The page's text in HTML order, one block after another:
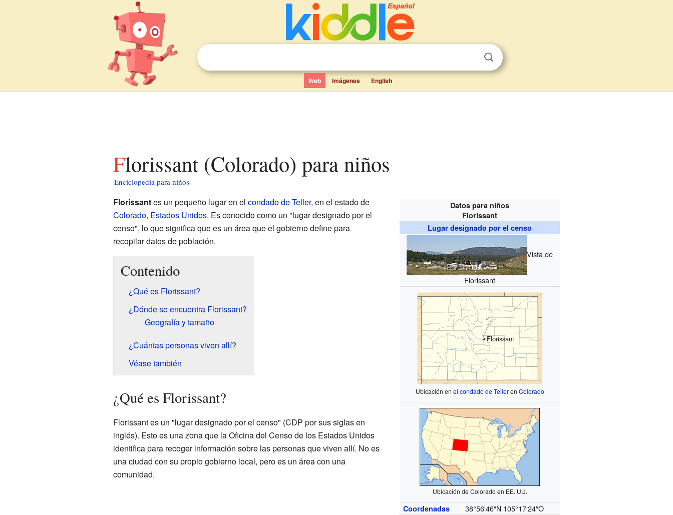
Web Imágenes English
Florissant (Colorado) para niños
Enciclopedia para niños
Datos para niños
Florissant
Lugar designado por el censo
Vista de
Florissant
Florissant
Ubicación en el condado de Telleren Colorado
Ubicación de Colorado en EE. UU.
Coordenadas 38°56′46″N 105°17′24″O
Florissantes un pequeño lugar en el condado de Teller, en el estado de
Colorado, Estados Unidos. Es conocido como un "lugar designado por el
censo", lo que significa que es un área que el gobierno define para
recopilar datos de población.
Contenido
¿Qué es Florissant?
¿Dónde se encuentra Florissant?
Geografía y tamaño
¿Cuántas personas viven allí?
Véase también
¿Qué es Florissant?
Florissant es un "lugar designado por el censo" (CDP por sus siglas en
inglés). Esto es una zona que la Oficina del Censo de los Estados Unidos
identifica para recoger información sobre las personas que viven allí. No es
una ciudad con su propio gobierno local, pero es un área con una
comunidad.